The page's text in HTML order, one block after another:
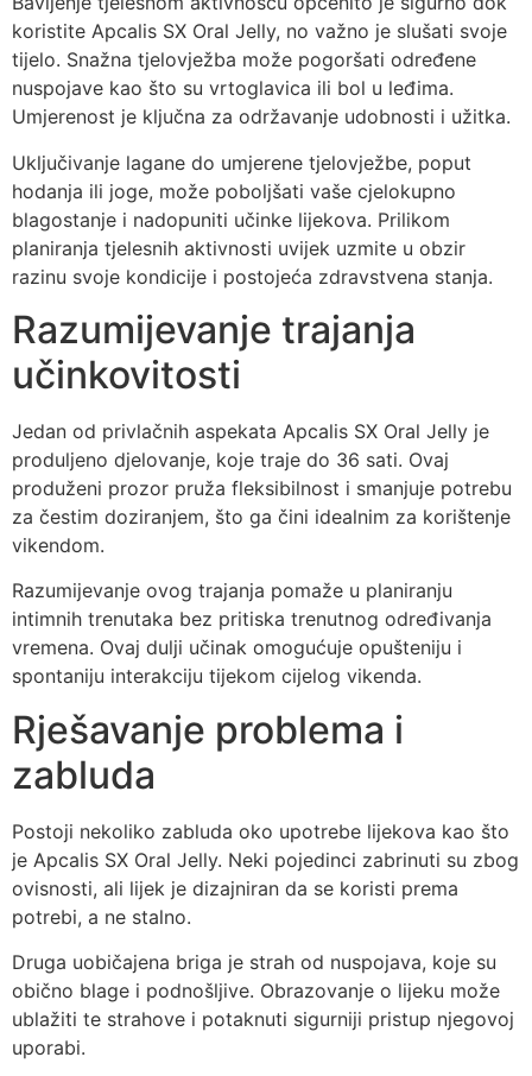
koristite Apcalis SX Oral Jelly, no važno je slušati svoje
tijelo. Snažna tjelovježba može pogoršati određene
nuspojave kao što su vrtoglavica ili bol u leđima.
Umjerenost je ključna za održavanje udobnosti i užitka.
Uključivanje lagane do umjerene tjelovježbe, poput
hodanja ili joge, može poboljšati vaše cjelokupno
blagostanje i nadopuniti učinke lijekova. Prilikom
planiranja tjelesnih aktivnosti uvijek uzmite u obzir
razinu svoje kondicije i postojeća zdravstvena stanja.
Razumijevanje trajanja
učinkovitosti
Jedan od privlačnih aspekata Apcalis SX Oral Jelly je
produljeno djelovanje, koje traje do 36 sati. Ovaj
produženi prozor pruža fleksibilnost i smanjuje potrebu
za čestim doziranjem, što ga čini idealnim za korištenje
vikendom.
Razumijevanje ovog trajanja pomaže u planiranju
intimnih trenutaka bez pritiska trenutnog određivanja
vremena. Ovaj dulji učinak omogućuje opušteniju i
spontaniju interakciju tijekom cijelog vikenda.
Rješavanje problema i
zabluda
Postoji nekoliko zabluda oko upotrebe lijekova kao što
je Apcalis SX Oral Jelly. Neki pojedinci zabrinuti su zbog
ovisnosti, ali lijek je dizajniran da se koristi prema
potrebi, a ne stalno.
Druga uobičajena briga je strah od nuspojava, koje su
obično blage i podnošljive. Obrazovanje o lijeku može
ublažiti te strahove i potaknuti sigurniji pristup njegovoj
uporabi.